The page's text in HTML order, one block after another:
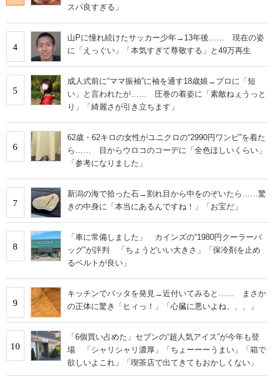
スパ良すぎる」
4
山Pに憧れ続けたサッカー少年→13年後…… 現在の姿
に「えっぐい」「本気すぎて尊敬する」と49万再生
5
成人式前に“ママ振袖”に袖を通す18歳娘→プロに「短
い」と言われたが…… 圧巻の着姿に「素敵ねぇうっと
り」「綺麗さが引き立ちます」
6
62歳・62キロの女性がユニクロの“2990円ワンピ”を着た
ら…… 目からウロコのコーデに「全色ほしいくらい」
「参考になりました」
7
新潟の海で拾った石→割れ目から中をのぞいたら……驚
きの中身に「本当にあるんですね！」「お宝だ」
8
「車に常備しました」 カインズの“1980円クーラーバ
ッグ”が評判 「ちょうどいい大きさ」「保冷剤を止め
るベルトが良い」
9
キッチンでバッタを発見→近付いてみると…… まさか
の正体に驚き「ヒィっ！」「心臓に悪いよね、、、」
10
「6個買い占めた」セブンの“超人気アイス”が今年も登
場 「シャリシャリ濃厚」「ちょーーーうまい」「箱で
欲しいよこれ」「喫茶店で出てきてもおかしくない」